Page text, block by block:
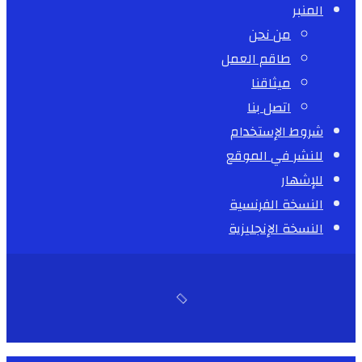
المنبر
من نحن
طاقم العمل
ميثاقنا
اتصل بنا
شروط الإستخدام
للنشر في الموقع
للإشهار
النسخة الفرنسية
النسخة الإنجليزية